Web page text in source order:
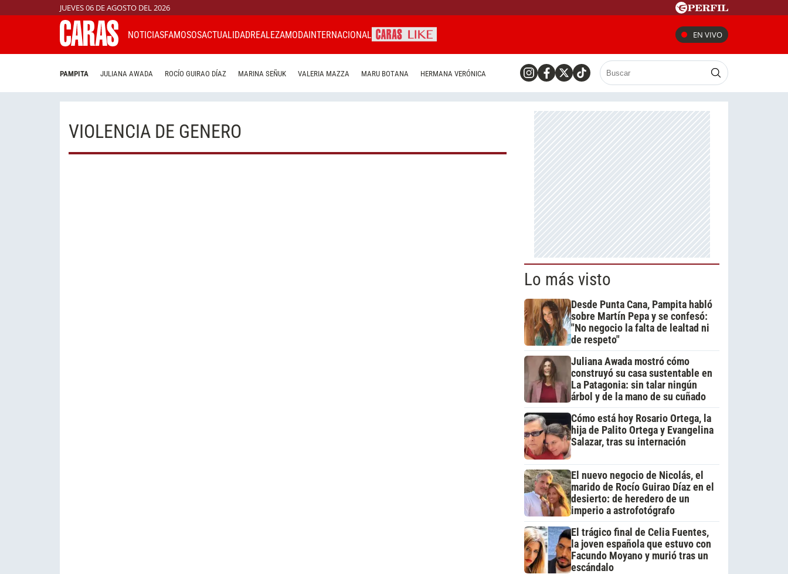
JUEVES 06 DE AGOSTO DEL 2026
NOTICIASFAMOSOSACTUALIDADREALEZAMODAINTERNACIONAL EN VIVO
PAMPITA JULIANA AWADA ROCÍO GUIRAO DÍAZ MARINA SEÑUK VALERIA MAZZA MARU BOTANA HERMANA VERÓNICA
VIOLENCIA DE GENERO
Lo más visto
Desde Punta Cana, Pampita habló
sobre Martín Pepa y se confesó:
"No negocio la falta de lealtad ni
de respeto"
Juliana Awada mostró cómo
construyó su casa sustentable en
La Patagonia: sin talar ningún
árbol y de la mano de su cuñado
Cómo está hoy Rosario Ortega, la
hija de Palito Ortega y Evangelina
Salazar, tras su internación
El nuevo negocio de Nicolás, el
marido de Rocío Guirao Díaz en el
desierto: de heredero de un
imperio a astrofotógrafo
El trágico final de Celia Fuentes,
la joven española que estuvo con
Facundo Moyano y murió tras un
escándalo